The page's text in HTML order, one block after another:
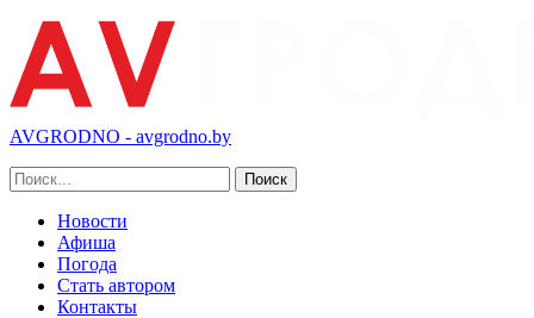
AVGRODNO - avgrodno.by
Новости
Афиша
Погода
Стать автором
Контакты